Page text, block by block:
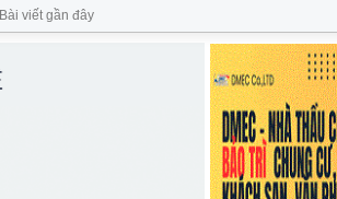
Bài viết gần đây